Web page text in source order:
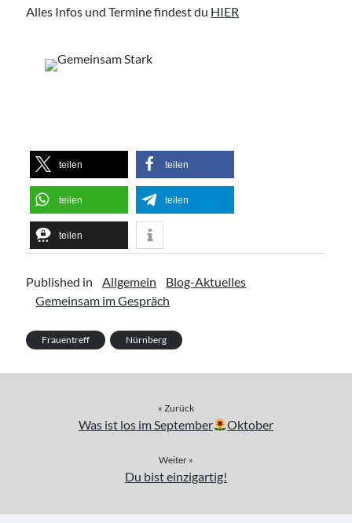
Access Foundation ® mit Anja Ziener -
Coaching, Oedenberger Str. 65/Eingang B, 90491 Nürnberg,
Wollgeflüster – Maschen & Miteinander
16:30 Uhr,Studio Räume für mehr... | Nürnberg
Access Bars® Kurs – Lernen & Anwenden
Mehr Infos
Netzwerk-Plausch für Unternehmerinnen
Samstag, 22 August 2026
Alles Infos und Termine findest du HIER
teilen teilen
teilen teilen
teilen
Published in Allgemein
Blog-Aktuelles
Gemeinsam im Gespräch
Frauentreff Nürnberg
« Zurück
Was ist los im September Oktober
Weiter »
Du bist einzigartig!